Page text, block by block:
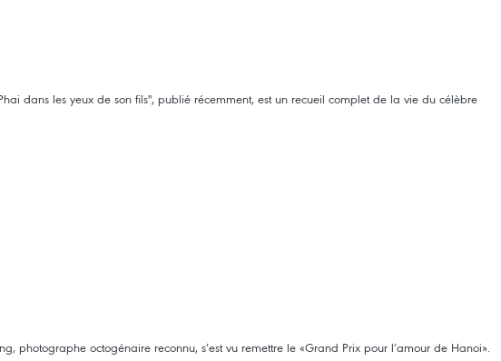
dans les yeux de son fils", publié récemment, est un recueil complet de la vie du célèbre
photographe octogénaire reconnu, s’est vu remettre le «Grand Prix pour l’amour de Hanoi».